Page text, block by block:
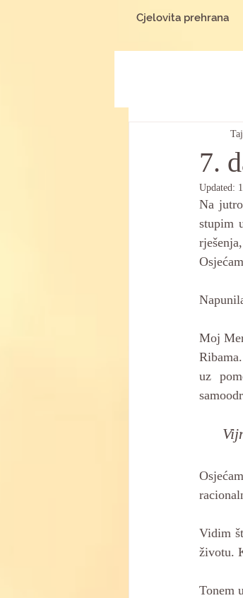
Cjelovita prehrana
7.
Updated:
Na
stupim
Moj
uz
Vidim
životu.
Tonem